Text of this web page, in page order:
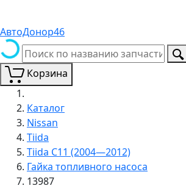
АвтоДонор46
Корзина
Каталог
Nissan
Tiida
Tiida C11 (2004—2012)
Гайка топливного насоса
13987